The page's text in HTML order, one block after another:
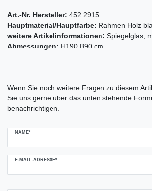
Art.-Nr. Hersteller: 452 2915
Hauptmaterial/Hauptfarbe: Rahmen Holz
weitere Artikelinformationen: Spiegelglas,
Abmessungen: H190 B90 cm
Wenn Sie noch weitere Fragen zu diesem
Sie uns gerne über das unten stehende
benachrichtigen.
NAME*
E-MAIL-ADRESSE*